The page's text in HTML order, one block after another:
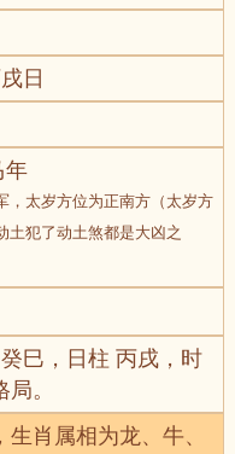
日
年
，太岁方位为正南方（太岁方
土犯了动土煞都是大凶之
巳，日柱 丙戌，时
。
肖属相为龙、牛、